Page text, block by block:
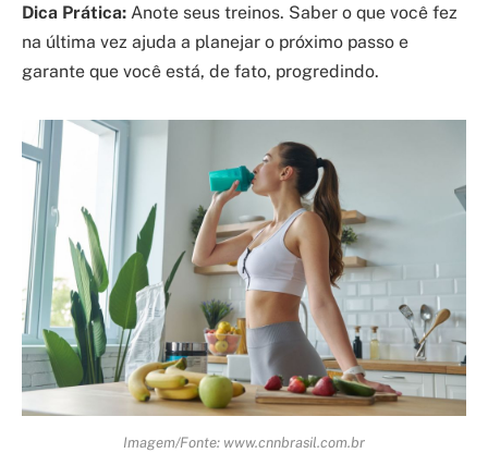
Dica Prática: Anote seus treinos. Saber o que você fez
na última vez ajuda a planejar o próximo passo e
garante que você está, de fato, progredindo.
Imagem/Fonte: www.cnnbrasil.com.br